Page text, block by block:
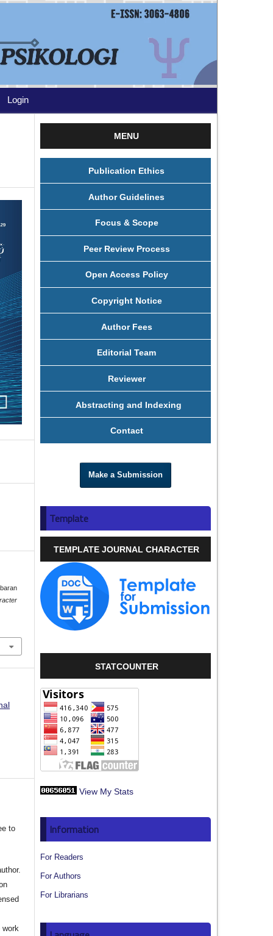
Login
to
work
MENU
Publication Ethics
Author Guidelines
Focus & Scope
Peer Review Process
Open Access Policy
Copyright Notice
Author Fees
Editorial Team
Reviewer
Abstracting and Indexing
Contact
Make a Submission
Template
TEMPLATE JOURNAL CHARACTER
STATCOUNTER
View My Stats
Information
For Readers
For Authors
For Librarians